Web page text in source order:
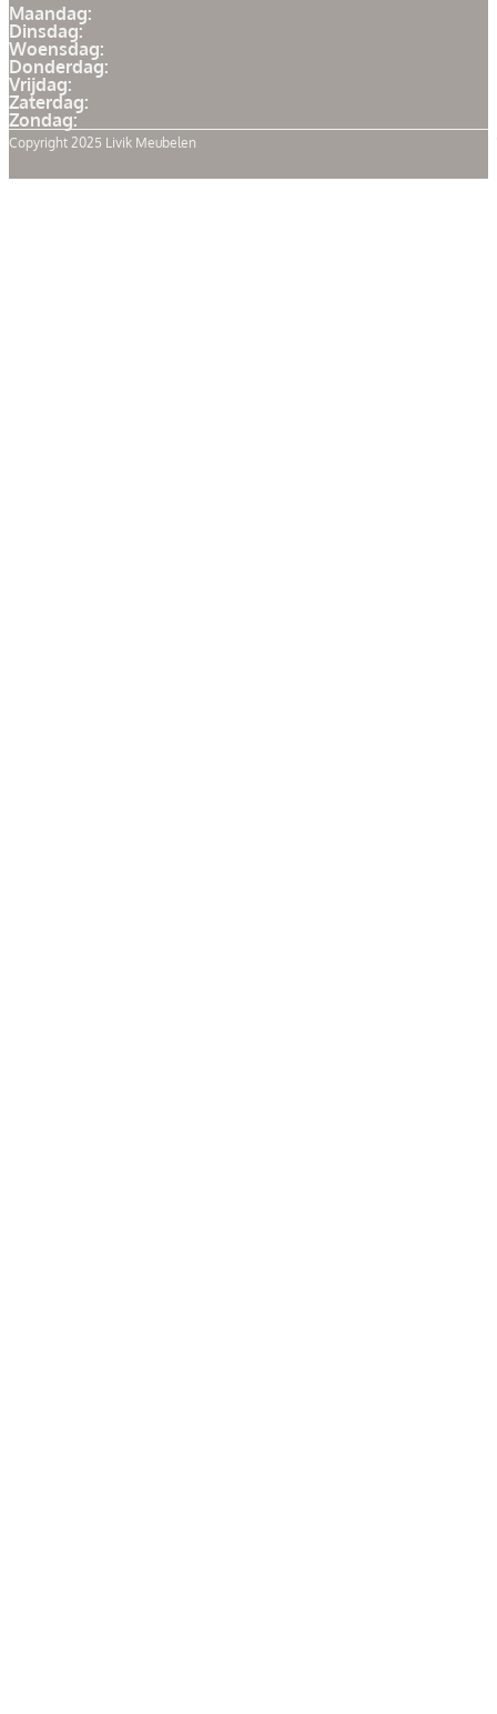
Maandag:
Dinsdag:
Woensdag:
Donderdag:
Vrijdag:
Zaterdag:
Zondag:
Copyright 2025 Livik Meubelen